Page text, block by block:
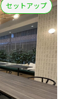
セットアップ